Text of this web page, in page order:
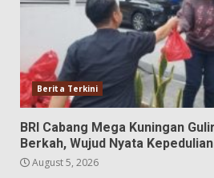
Berita Terkini
BRI Cabang Mega Kuningan
Berkah, Wujud Nyata
August 5, 2026